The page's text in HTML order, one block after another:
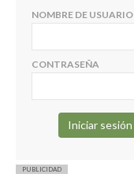
NOMBRE DE USUARIO
CONTRASEÑA
PUBLICIDAD